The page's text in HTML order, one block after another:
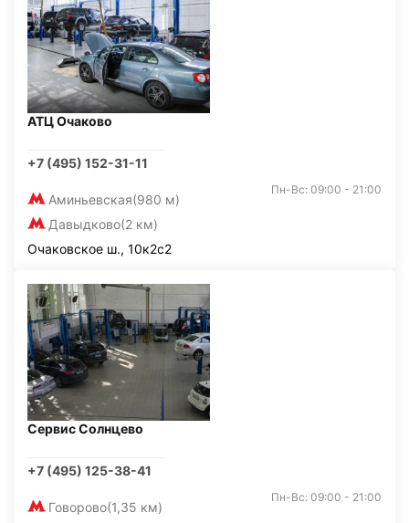
АТЦ Очаково
+7 (495) 152-31-11
Аминьевская(980 м)
Давыдково(2 км)
Пн-Вс: 09:00 - 21:00
Очаковское ш., 10к2с2
Сервис Солнцево
+7 (495) 125-38-41
Говорово(1,35 км)
Пн-Вс: 09:00 - 21:00